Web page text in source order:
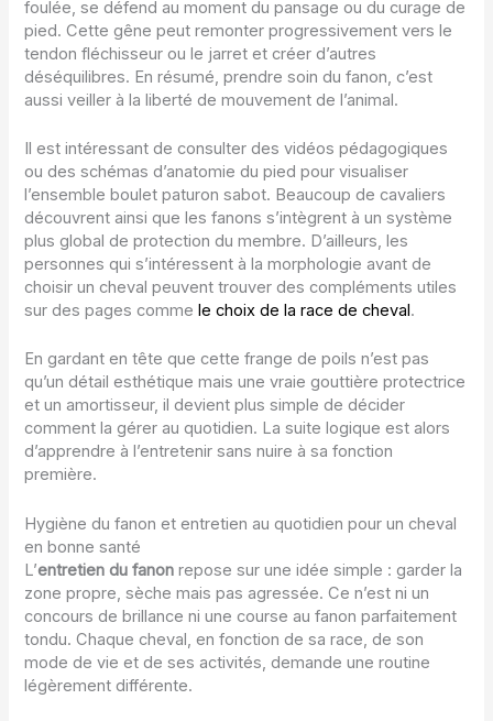
foulée, se défend au moment du pansage ou du curage de
pied. Cette gêne peut remonter progressivement vers le
tendon fléchisseur ou le jarret et créer d’autres
déséquilibres. En résumé, prendre soin du fanon, c’est
aussi veiller à la liberté de mouvement de l’animal.
Il est intéressant de consulter des vidéos pédagogiques
ou des schémas d’anatomie du pied pour visualiser
l’ensemble boulet paturon sabot. Beaucoup de cavaliers
découvrent ainsi que les fanons s’intègrent à un système
plus global de protection du membre. D’ailleurs, les
personnes qui s’intéressent à la morphologie avant de
choisir un cheval peuvent trouver des compléments utiles
sur des pages commele choix de la race de cheval.
En gardant en tête que cette frange de poils n’est pas
qu’un détail esthétique mais une vraie gouttière protectrice
et un amortisseur, il devient plus simple de décider
comment la gérer au quotidien. La suite logique est alors
d’apprendre à l’entretenir sans nuire à sa fonction
première.
Hygiène du fanon et entretien au quotidien pour un cheval
en bonne santé
L’entretien du fanon repose sur une idée simple : garder la
zone propre, sèche mais pas agressée. Ce n’est ni un
concours de brillance ni une course au fanon parfaitement
tondu. Chaque cheval, en fonction de sa race, de son
mode de vie et de ses activités, demande une routine
légèrement différente.